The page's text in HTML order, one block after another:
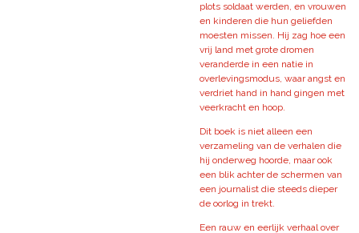
plots soldaat werden, en vrouwen
en kinderen die hun geliefden
moesten missen. Hij zag hoe een
vrij land met grote dromen
veranderde in een natie in
overlevingsmodus, waar angst en
verdriet hand in hand gingen met
veerkracht en hoop.
Dit boek is niet alleen een
verzameling van de verhalen die
hij onderweg hoorde, maar ook
een blik achter de schermen van
een journalist die steeds dieper
de oorlog in trekt.
Een rauw en eerlijk verhaal over